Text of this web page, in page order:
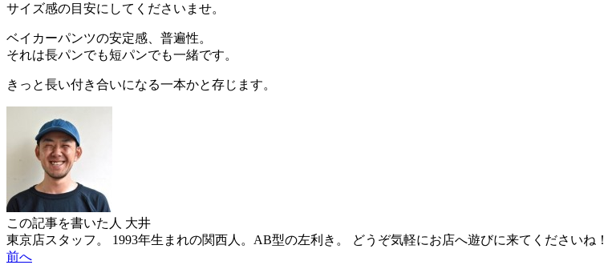
サイズ感の目安にしてくださいませ。
ベイカーパンツの安定感、普遍性。
それは長パンでも短パンでも一緒です。
きっと長い付き合いになる一本かと存じます。
この記事を書いた人 大井
東京店スタッフ。 1993年生まれの関西人。AB型の左利き。 どうぞ気軽にお店へ遊びに来てくださいね！
前へ